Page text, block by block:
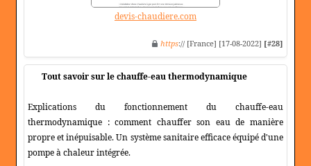
devis-chaudiere.com
https:// [France] [17-08-2022] [#28]
Tout savoir sur le chauffe-eau thermodynamique
Explications du fonctionnement du chauffe-eau
thermodynamique : comment chauffer son eau de manière
propre et inépuisable. Un système sanitaire efficace équipé d'une
pompe à chaleur intégrée.